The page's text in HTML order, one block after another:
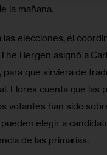
la mañana.
las elecciones, el
Bergen asignó a
que sirviera de
Flores cuenta que las
votantes han sido
elegir a
de las primarias.